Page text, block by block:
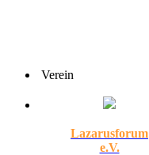
Verein
Lazarusforum
e.V.